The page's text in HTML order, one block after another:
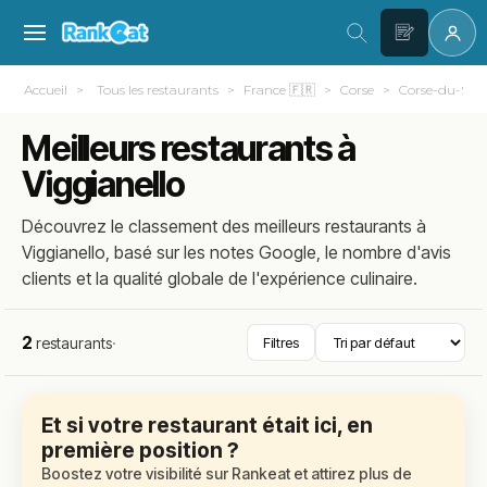
Accueil Tous les restaurants France 🇫🇷 Corse Corse-du-
Meilleurs restaurants à
Viggianello
Découvrez le classement des meilleurs restaurants à
Viggianello, basé sur les notes Google, le nombre d'avis
clients et la qualité globale de l'expérience culinaire.
2 restaurants· Filtres
Et si votre restaurant était ici, en
première position ?
Boostez votre visibilité sur Rankeat et attirez plus de